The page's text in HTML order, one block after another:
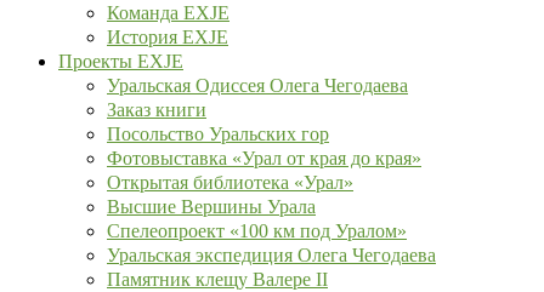
Команда EXJE
История EXJE
Проекты EXJE
Уральская Одиссея Олега Чегодаева
Заказ книги
Посольство Уральских гор
Фотовыставка «Урал от края до края»
Открытая библиотека «Урал»
Высшие Вершины Урала
Спелеопроект «100 км под Уралом»
Уральская экспедиция Олега Чегодаева
Памятник клещу Валере II